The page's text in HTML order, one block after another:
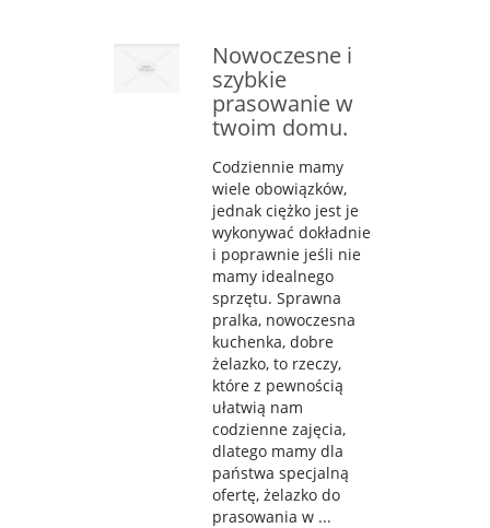
Nowoczesne i
szybkie
prasowanie w
twoim domu.
Codziennie mamy
wiele obowiązków,
jednak ciężko jest je
wykonywać dokładnie
i poprawnie jeśli nie
mamy idealnego
sprzętu. Sprawna
pralka, nowoczesna
kuchenka, dobre
żelazko, to rzeczy,
które z pewnością
ułatwią nam
codzienne zajęcia,
dlatego mamy dla
państwa specjalną
ofertę, żelazko do
prasowania w ...